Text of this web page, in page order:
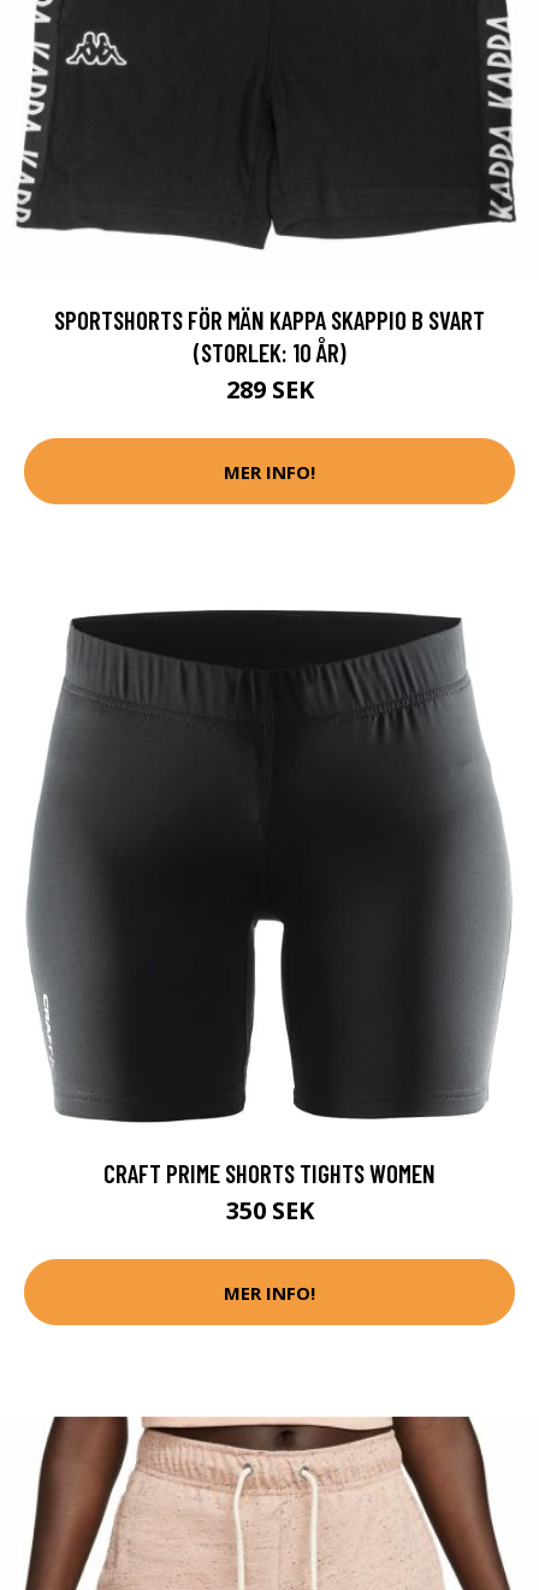
SPORTSHORTS FÖR MÄN KAPPA SKAPPIO B SVART
(STORLEK: 10 ÅR)
289 SEK
MER INFO!
CRAFT PRIME SHORTS TIGHTS WOMEN
350 SEK
MER INFO!